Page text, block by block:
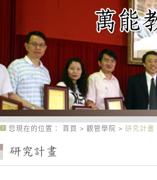
您現在的位置： 首頁 > 觀管學院 > 研究計畫